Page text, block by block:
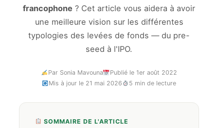
francophone ? Cet article vous aidera à avoir
une meilleure vision sur les différentes
typologies des levées de fonds — du pre-
seed à l'IPO.
Par Sonia Mavouna
Publié le 1er août 2022
Mis à jour le 21 mai 2026
5 min de lecture
SOMMAIRE DE L'ARTICLE